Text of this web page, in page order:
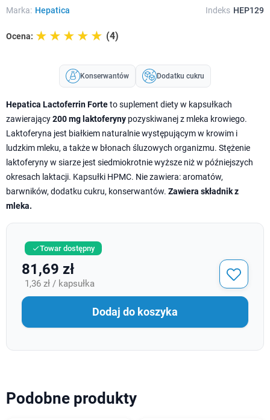
Marka: Hepatica Indeks HEP129
Ocena: ☆☆☆☆☆
★★★★★ (4)
Konserwantów Dodatku cukru
Hepatica Lactoferrin Forteto suplement diety w kapsułkach
zawierający200 mg laktoferyny pozyskiwanej z mleka krowiego.
Laktoferyna jest białkiem naturalnie występującym w krowim i
ludzkim mleku, a także w błonach śluzowych organizmu. Stężenie
laktoferyny w siarze jest siedmiokrotnie wyższe niż w późniejszych
okresach laktacji. Kapsułki HPMC. Nie zawiera: aromatów,
barwników, dodatku cukru, konserwantów. Zawiera składnik z
mleka.
Towar dostępny
81,69 zł
1,36 zł / kapsułka
Dodaj do koszyka
Podobne produkty